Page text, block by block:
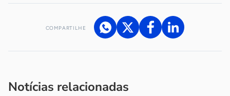
COMPARTILHE
Notícias relacionadas